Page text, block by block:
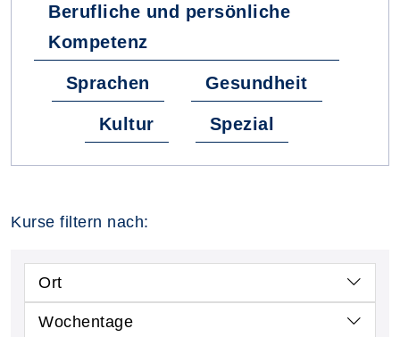
Berufliche und persönliche
Kompetenz
Sprachen Gesundheit
Kultur Spezial
Kurse filtern nach:
Ort
Wochentage